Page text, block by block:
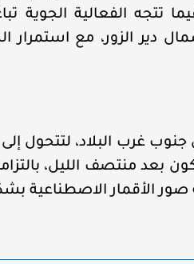
تتجه الفعالية الجوية
دير الزور، مع استمرار
جنوب غرب البلاد، لتتحول
بعد منتصف الليل،
الأقمار الاصطناعية